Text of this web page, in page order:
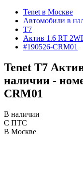
Tenet в Москве
Автомобили в
T7
Актив 1.6 RT
#190526-CRM01
Tenet T7
наличии -
CRM01
В наличии
С ПТС
В Москве